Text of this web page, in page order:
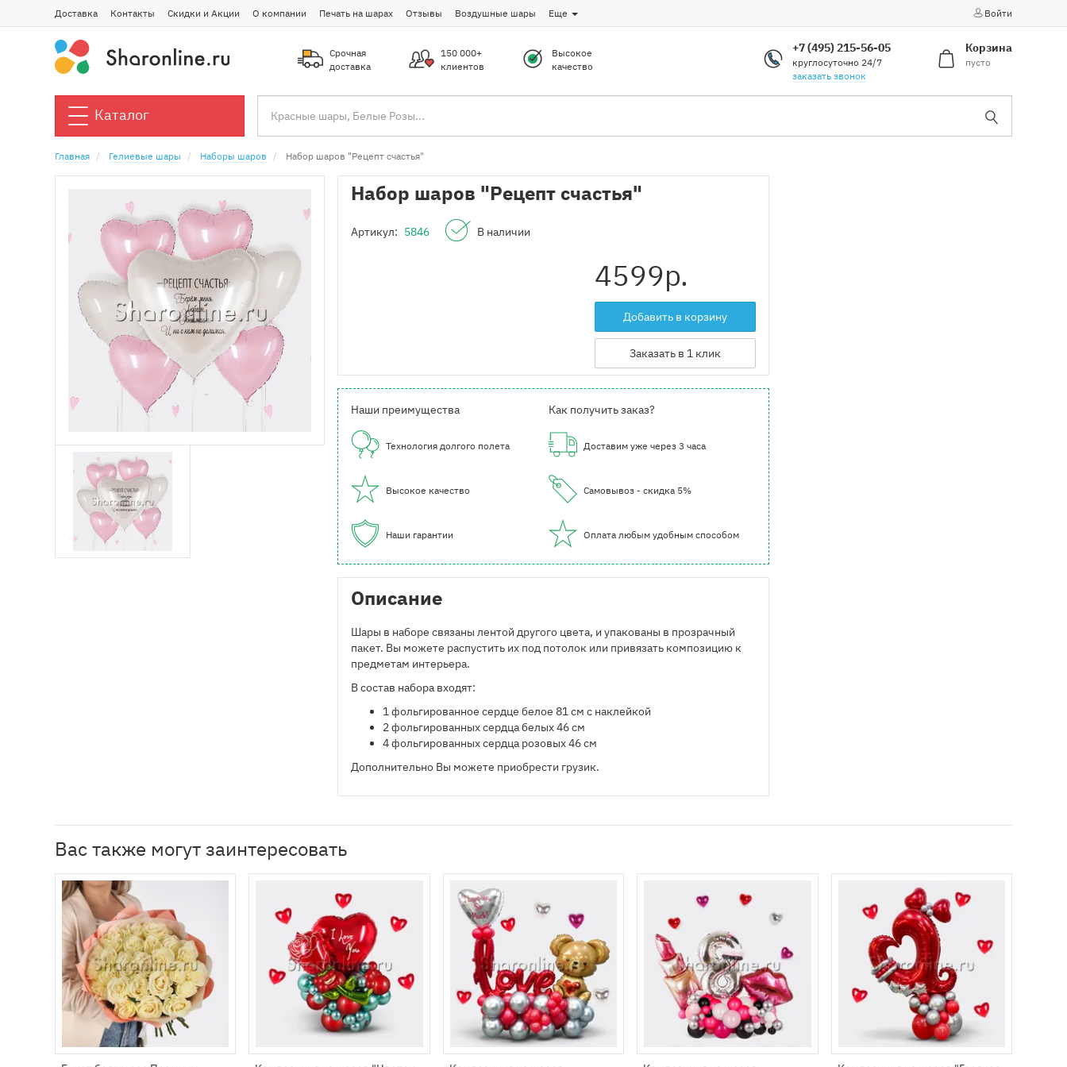
Доставка Контакты Скидки и Акции О компании Печать на шарах Отзывы Воздушные шары Еще Войти
Срочная
доставка
150 000+
клиентов
Высокое
качество
+7 (495) 215-56-05
круглосуточно 24/7
заказать звонок
Корзина
пусто
Каталог
Главная Гелиевые шары Наборы шаров Набор шаров "Рецепт счастья"
Набор шаров "Рецепт счастья"
Артикул: 5846 В наличии
4599р.
Добавить в корзину
Заказать в 1 клик
Наши преимущества
Технология долгого полета
Высокое качество
Наши гарантии
Как получить заказ?
Доставим уже через 3 часа
Самовывоз - скидка 5%
Оплата любым удобным способом
Описание
Шары в наборе связаны лентой другого цвета, и упакованы в прозрачный
пакет. Вы можете распустить их под потолок или привязать композицию к
предметам интерьера.
В состав набора входят:
​1 фольгированное сердце белое 81 см с наклейкой
2 фольгированных сердца белых 46 см
4 фольгированных сердца розовых 46 см
Дополнительно Вы можете приобрести грузик.
Вас также могут заинтересовать